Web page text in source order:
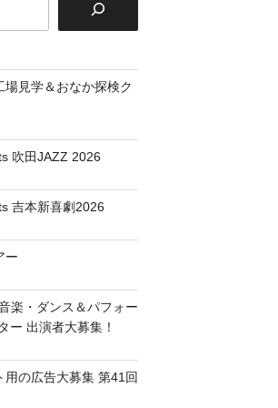
見学＆おなか探検ク
吹田JAZZ 2026
吉本新喜劇2026
ー
楽・ダンス＆パフォー
ー 出演者大募集！
の広告大募集 第41回